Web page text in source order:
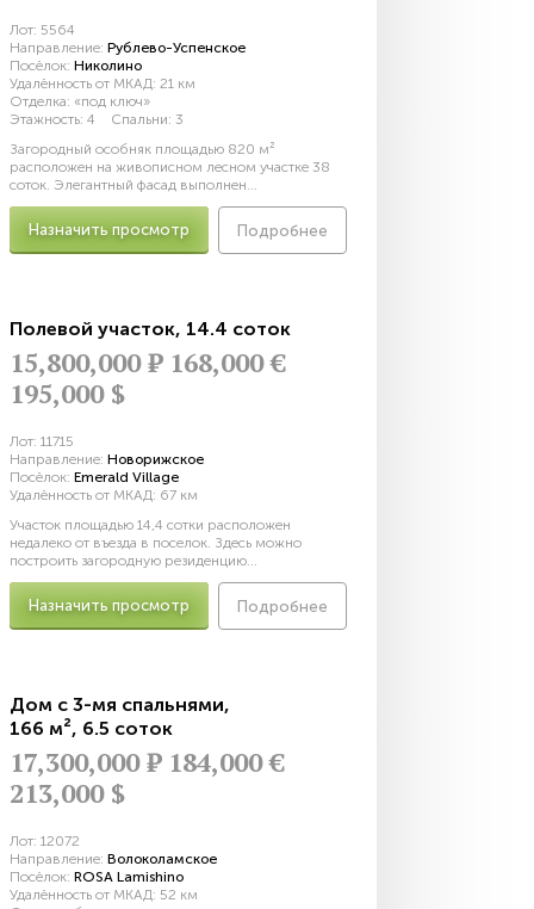
Лот: 5564
Направление: Рублево-Успенское
Посёлок: Николино
Удалённость от МКАД: 21 км
Отделка: «под ключ»
Этажность: 4 Спальни: 3
Загородный особняк площадью 820 м²
расположен на живописном лесном участке 38
соток. Элегантный фасад выполнен...
Назначить просмотр Подробнее
Полевой участок, 14.4 соток
15,800,000Р 168,000 €
195,000 $
Лот: 11715
Направление: Новорижское
Посёлок: Emerald Village
Удалённость от МКАД: 67 км
Участок площадью 14,4 сотки расположен
недалеко от въезда в поселок. Здесь можно
построить загородную резиденцию...
Назначить просмотр Подробнее
Дом с 3-мя спальнями,
166 м², 6.5 соток
17,300,000Р 184,000 €
213,000 $
Лот: 12072
Направление: Волоколамское
Посёлок: ROSA Lamishino
Удалённость от МКАД: 52 км